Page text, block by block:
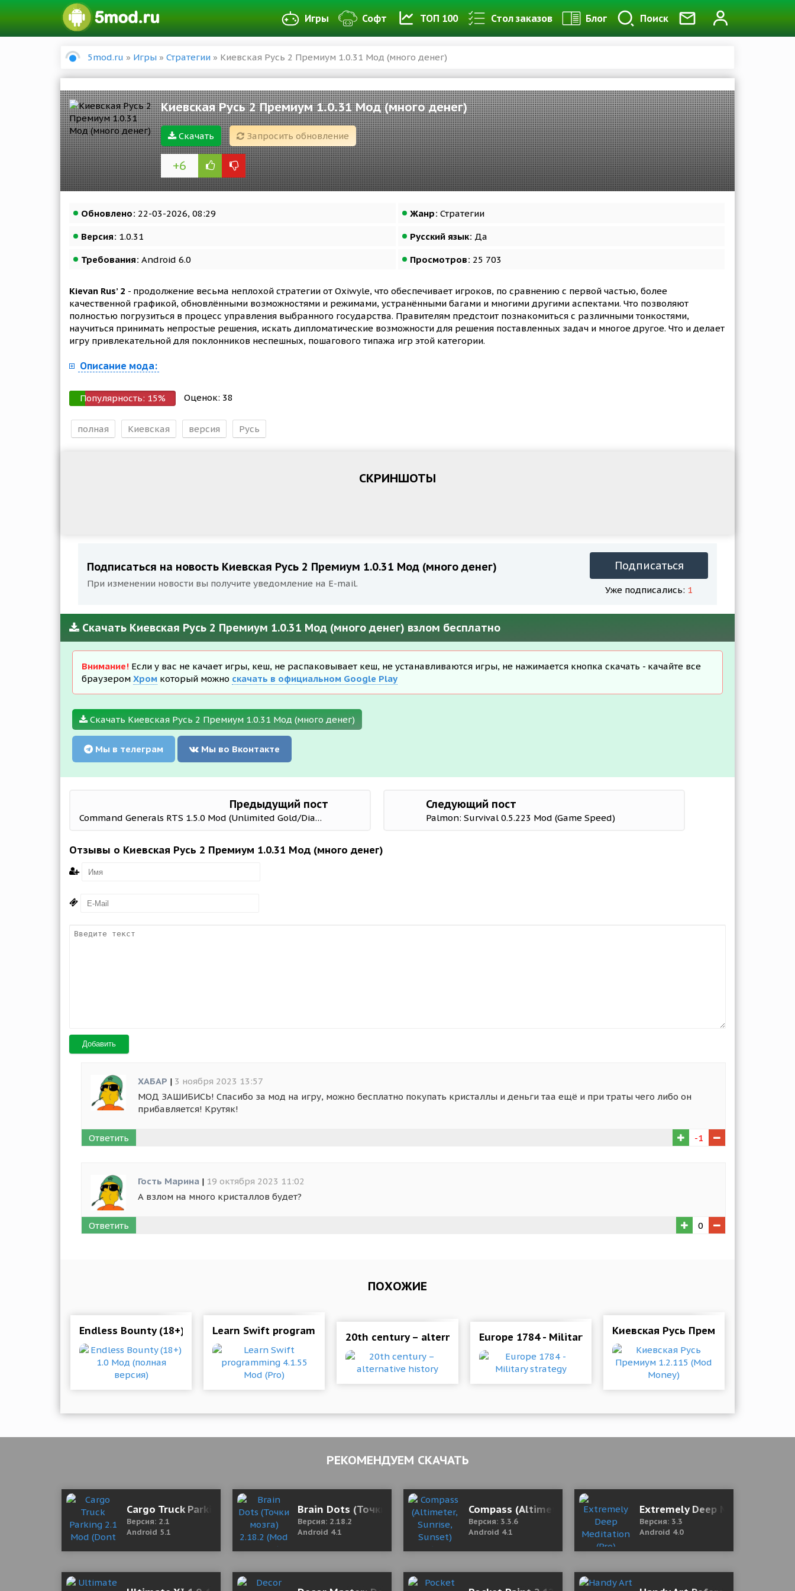
Игры Софт ТОП 100 Стол заказов Блог Поиск
5mod.ru » Игры » Стратегии » Киевская Русь 2 Премиум 1.0.31 Мод (много денег)
Киевская Русь 2 Премиум 1.0.31 Мод (много денег)
Скачать Запросить обновление
+6
Обновлено: 22-03-2026, 08:29 Жанр: Стратегии
Версия: 1.0.31 Русский язык: Да
Требования: Android 6.0 Просмотров: 25 703
Kievan Rus’ 2 - продолжение весьма неплохой стратегии от Oxiwyle, что обеспечивает игроков, по сравнению с первой частью, более
качественной графикой, обновлёнными возможностями и режимами, устранёнными багами и многими другими аспектами. Что позволяют
полностью погрузиться в процесс управления выбранного государства. Правителям предстоит познакомиться с различными тонкостями,
научиться принимать непростые решения, искать дипломатические возможности для решения поставленных задач и многое другое. Что и делает
игру привлекательной для поклонников неспешных, пошагового типажа игр этой категории.
Описание мода:
Популярность: 15% Оценок: 38
полная Киевская версия Русь
СКРИНШОТЫ
Подписаться на новость Киевская Русь 2 Премиум 1.0.31 Мод (много денег)
При изменении новости вы получите уведомление на E-mail.
Подписаться
Уже подписались: 1
Скачать Киевская Русь 2 Премиум 1.0.31 Мод (много денег) взлом бесплатно
Внимание! Если у вас не качает игры, кеш, не распаковывает кеш, не устанавливаются игры, не нажимается кнопка скачать - качайте все
браузером Хром который можно скачать в официальном Google Play
Скачать Киевская Русь 2 Премиум 1.0.31 Мод (много денег)
Мы в телеграм Мы во Вконтакте
Предыдущий пост
Command Generals RTS 1.5.0 Mod (Unlimited Gold/Diamonds)
Следующий пост
Palmon: Survival 0.5.223 Mod (Game Speed)
Отзывы о Киевская Русь 2 Премиум 1.0.31 Мод (много денег)
Добавить
ХАБАР | 3 ноября 2023 13:57
МОД ЗАШИБИСЬ! Спасибо за мод на игру, можно бесплатно покупать кристаллы и деньги таа ещё и при траты чего либо он
прибавляется! Крутяк!
Ответить -1
Гость Марина | 19 октября 2023 11:02
А взлом на много кристаллов будет?
Ответить 0
ПОХОЖИЕ
Endless Bounty (18+) 1.0 Мод (полная версия)Learn Swift programming 4.1.55 Mod (Pro)20th century – alternative historyEurope 1784 - Military strategyКиевская Русь Премиум 1.2.115
РЕКОМЕНДУЕМ СКАЧАТЬ
Cargo Truck Parking 2.1 Mod (Dont need to watch ads to get rewards)
Версия: 2.1
Android 5.1
Brain Dots (Точки мозга) 2.18.2 (Mod Money)
Версия: 2.18.2
Android 4.1
Compass (Altimeter, Sunrise, Sunset) 3.3.6 Mod (Premium)
Версия: 3.3.6
Android 4.1
Extremely Deep Meditation
Версия: 3.3
Android 4.0